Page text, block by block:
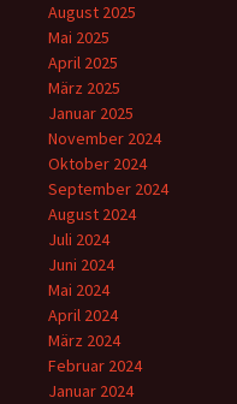
August 2025
Mai 2025
April 2025
März 2025
Januar 2025
November 2024
Oktober 2024
September 2024
August 2024
Juli 2024
Juni 2024
Mai 2024
April 2024
März 2024
Februar 2024
Januar 2024